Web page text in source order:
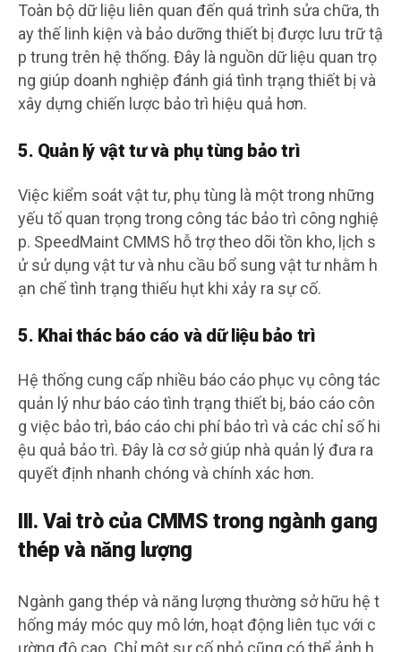
Toàn bộ dữ liệu liên quan đến quá trình sửa chữa, th
ay thế linh kiện và bảo dưỡng thiết bị được lưu trữ tậ
p trung trên hệ thống. Đây là nguồn dữ liệu quan trọ
ng giúp doanh nghiệp đánh giá tình trạng thiết bị và
xây dựng chiến lược bảo trì hiệu quả hơn.
5. Quản lý vật tư và phụ tùng bảo trì
Việc kiểm soát vật tư, phụ tùng là một trong những
yếu tố quan trọng trong công tác bảo trì công nghiệ
p. SpeedMaint CMMS hỗ trợ theo dõi tồn kho, lịch s
ử sử dụng vật tư và nhu cầu bổ sung vật tư nhằm h
ạn chế tình trạng thiếu hụt khi xảy ra sự cố.
5. Khai thác báo cáo và dữ liệu bảo trì
Hệ thống cung cấp nhiều báo cáo phục vụ công tác
quản lý như báo cáo tình trạng thiết bị, báo cáo côn
g việc bảo trì, báo cáo chi phí bảo trì và các chỉ số hi
ệu quả bảo trì. Đây là cơ sở giúp nhà quản lý đưa ra
quyết định nhanh chóng và chính xác hơn.
III. Vai trò của CMMS trong ngành gang
thép và năng lượng
Ngành gang thép và năng lượng thường sở hữu hệ t
hống máy móc quy mô lớn, hoạt động liên tục với c
ường độ cao. Chỉ một sự cố nhỏ cũng có thể ảnh h